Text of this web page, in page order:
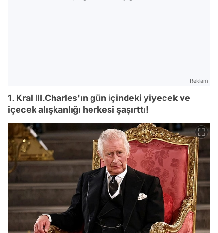
Reklam
1. Kral III.Charles'ın gün içindeki yiyecek ve
içecek alışkanlığı herkesi şaşırttı!